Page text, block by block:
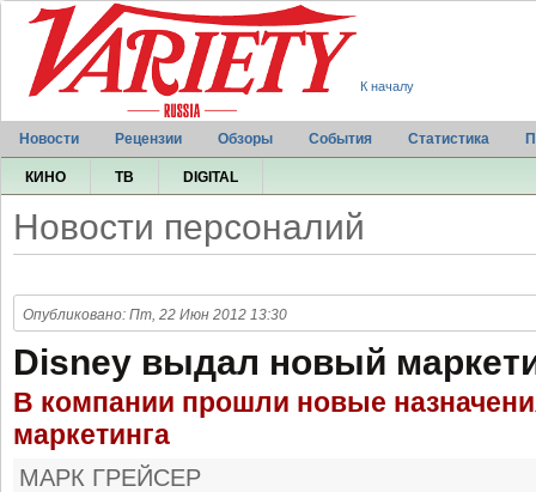
К началу
Новости Рецензии Обзоры События Статистика
КИНО ТВ DIGITAL
Новости персоналий
Опубликовано: Пт, 22 Июн 2012 13:30
Disney выдал новый
В компании прошли новые
маркетинга
МАРК ГРЕЙСЕР